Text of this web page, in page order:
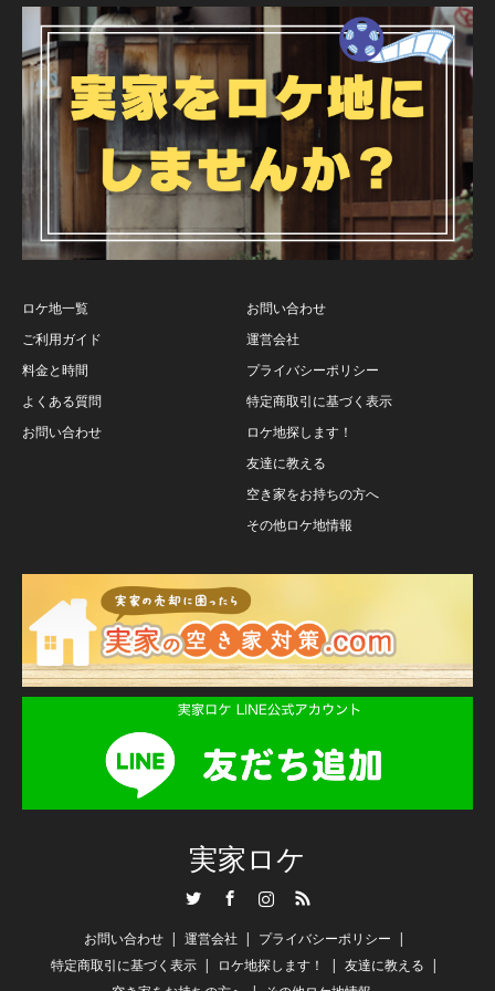
ロケ地一覧
ご利用ガイド
料金と時間
よくある質問
お問い合わせ
お問い合わせ
運営会社
プライバシーポリシー
特定商取引に基づく表示
ロケ地探します！
友達に教える
空き家をお持ちの方へ
その他ロケ地情報
実家ロケ
InstagramRSS
お問い合わせ 運営会社
プライバシーポリシー
特定商取引に基づく表示
ロケ地探します！
友達に教える